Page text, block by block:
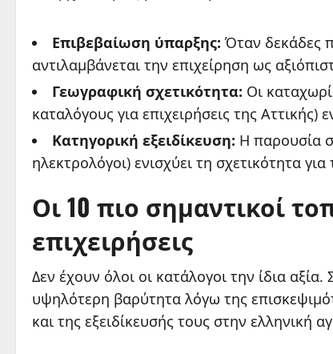
Επιβεβαίωση ύπαρξης: Όταν δεκάδες
αντιλαμβάνεται την επιχείρηση ως
Γεωγραφική σχετικότητα: Οι
καταλόγους για επιχειρήσεις της Αττικής)
Κατηγορική εξειδίκευση: Η παρουσία
ηλεκτρολόγοι) ενισχύει τη σχετικότητα για
Οι 10 πιο σημαντικοί
επιχειρήσεις
Δεν έχουν όλοι οι κατάλογοι την ίδια
υψηλότερη βαρύτητα λόγω της
και της εξειδίκευσής τους στην ελληνική